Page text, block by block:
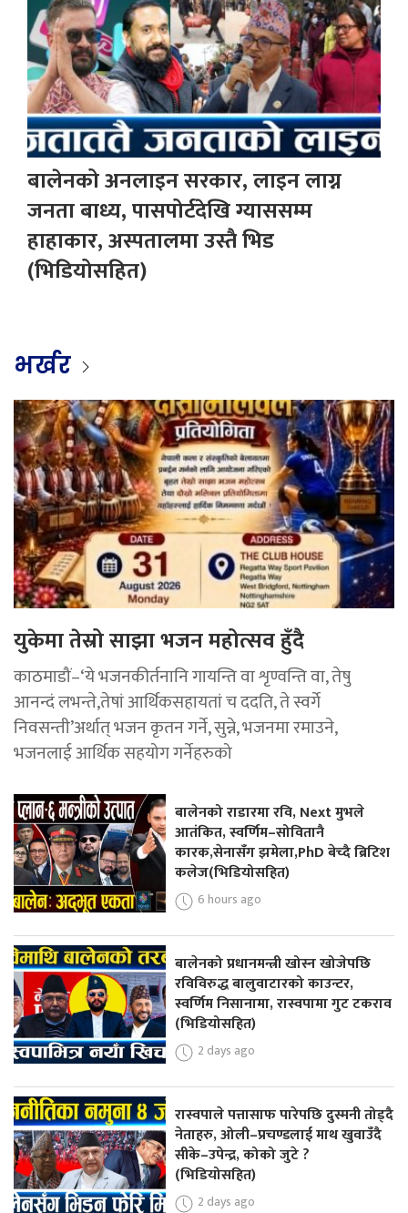
बालेनको अनलाइन सरकार, लाइन लाग्न
जनता बाध्य, पासपोर्टदेखि ग्याससम्म
हाहाकार, अस्पतालमा उस्तै भिड
(भिडियोसहित)
भर्खर
युकेमा तेस्रो साझा भजन महोत्सव हुँदै
काठमाडौं–‘ये भजनकीर्तनानि गायन्ति वा शृण्वन्ति वा, तेषु
आनन्दं लभन्ते,तेषां आर्थिकसहायतां च ददति, ते स्वर्गे
निवसन्ती’अर्थात् भजन कृतन गर्ने, सुन्ने, भजनमा रमाउने,
भजनलाई आर्थिक सहयोग गर्नेहरुको
बालेनको राडारमा रवि, Next मुभले
आतंकित, स्वर्णिम–सोवितानै
कारक,सेनासँग झमेला,PhD बेच्दै ब्रिटिश
कलेज(भिडियोसहित)
6 hours ago
बालेनको प्रधानमन्त्री खोस्न खोजेपछि
रविविरुद्ध बालुवाटारको काउन्टर,
स्वर्णिम निसानामा, रास्वपामा गुट टकराव
(भिडियोसहित)
2 days ago
रास्वपाले पत्तासाफ पारेपछि दुस्मनी तोड्दै
नेताहरु, ओली–प्रचण्डलाई माथ खुवाउँदै
सीके–उपेन्द्र, कोको जुटे ?
(भिडियोसहित)
2 days ago